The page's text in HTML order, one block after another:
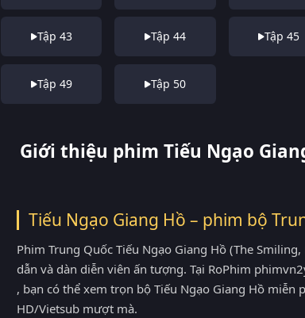
Tập 43 Tập 44 Tập 45
Tập 49 Tập 50
Giới thiệu phim Tiếu Ngạo
Tiếu Ngạo Giang Hồ – phim bộ
Phim Trung Quốc Tiếu Ngạo Giang Hồ (The
dẫn và dàn diễn viên ấn tượng. Tại RoPhim
, bạn có thể xem trọn bộ Tiếu Ngạo Giang Hồ
HD/Vietsub mượt mà.